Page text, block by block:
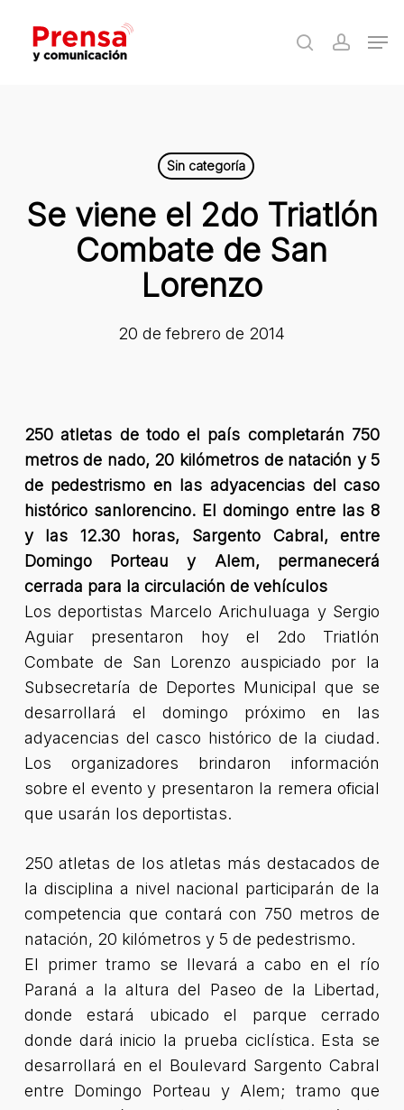
main
search
Sin categoría
Se viene el 2do Triatlón
Combate de San
Lorenzo
20 de febrero de 2014
250 atletas de todo el país completarán 750
metros de nado, 20 kilómetros de natación y 5
de pedestrismo en las adyacencias del caso
histórico sanlorencino. El domingo entre las 8
y las 12.30 horas, Sargento Cabral, entre
Domingo Porteau y Alem, permanecerá
cerrada para la circulación de vehículos
Los deportistas Marcelo Arichuluaga y Sergio
Aguiar presentaron hoy el 2do Triatlón
Combate de San Lorenzo auspiciado por la
Subsecretaría de Deportes Municipal que se
desarrollará el domingo próximo en las
adyacencias del casco histórico de la ciudad.
Los organizadores brindaron información
sobre el evento y presentaron la remera oficial
que usarán los deportistas.
250 atletas de los atletas más destacados de
la disciplina a nivel nacional participarán de la
competencia que contará con 750 metros de
natación, 20 kilómetros y 5 de pedestrismo.
El primer tramo se llevará a cabo en el río
Paraná a la altura del Paseo de la Libertad,
donde estará ubicado el parque cerrado
donde dará inicio la prueba ciclística. Esta se
desarrollará en el Boulevard Sargento Cabral
entre Domingo Porteau y Alem; tramo que